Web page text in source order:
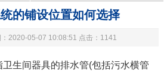
的铺设位置如何选择
2020-05-07 10:08:51 点击：1141
卫生间器具的排水管(包括污水横管